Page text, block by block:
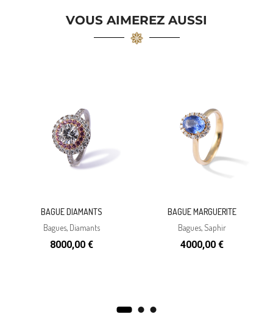
VOUS AIMEREZ AUSSI
BAGUE DIAMANTS
Bagues, Diamants
8000,00 €
BAGUE MARGUERITE
Bagues, Saphir
4000,00 €